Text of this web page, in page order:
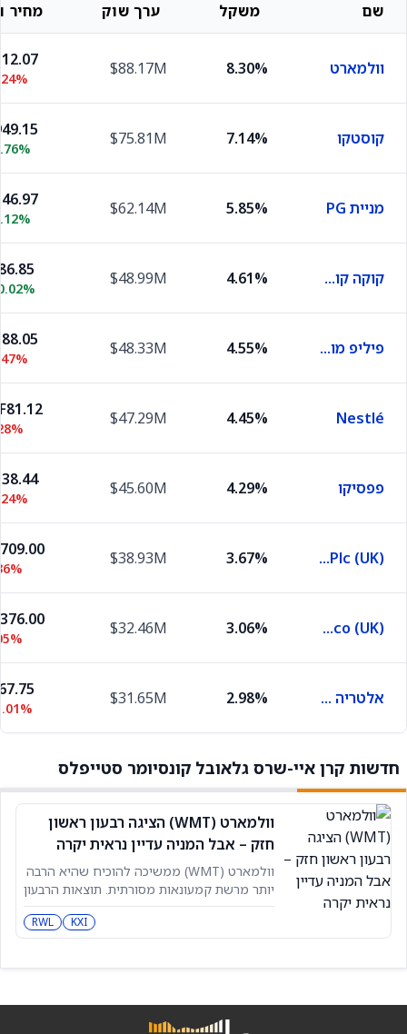
שם משקל ערך שוק מחיר
וולמארט 8.30%
$88.17M
קוסטקו 7.14%
$75.81M
מניית PG 5.85%
$62.14M
קוקה קולה 4.61%
$48.99M
פיליפ מוריס 4.55%
$48.33M
Nestlé
4.45%
$47.29M
פפסיקו 4.29%
$45.60M
Unilever Plc (UK)
3.67%
$38.93M
British American Tobacco (UK)
3.06%
$32.46M
אלטריה גרופ 2.98%
$31.65M
חדשות קרן איי-שרס גלאובל קונסיומר סטייפלס
וולמארט (WMT) הציגה רבעון ראשון
חזק – אבל המניה עדיין נראית יקרה
וולמארט (WMT) ממשיכה להוכיח שהיא הרבה
יותר מרשת קמעונאות מסורתית. תוצאות הרבעון
הראשון של שנת הכספים 2027 שפורסמו ב-21
במאי הראו המשך חוזקה לא רק בעסקי הליבה,
אלא גם בתחומי צמיחה מהירים יותר כמו
KXI
RWL